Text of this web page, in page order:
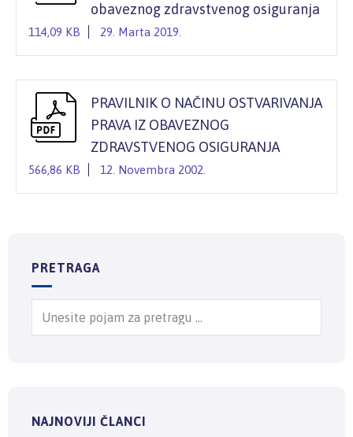
obaveznog zdravstvenog osiguranja
114,09 KB 29. Marta 2019.
PRAVILNIK O NAČINU OSTVARIVANJA
PRAVA IZ OBAVEZNOG
ZDRAVSTVENOG OSIGURANJA
566,86 KB 12. Novembra 2002.
PRETRAGA
NAJNOVIJI ČLANCI